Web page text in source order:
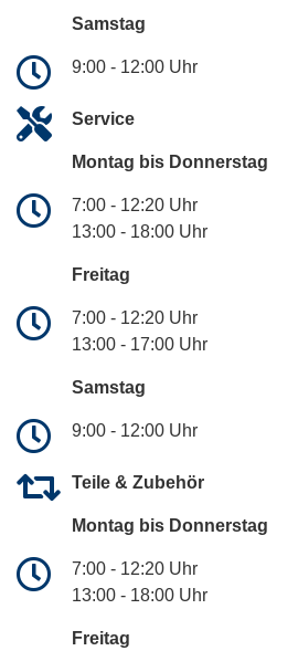
Samstag
9:00 - 12:00 Uhr
Service
Montag bis Donnerstag
7:00 - 12:20 Uhr
13:00 - 18:00 Uhr
Freitag
7:00 - 12:20 Uhr
13:00 - 17:00 Uhr
Samstag
9:00 - 12:00 Uhr
Teile & Zubehör
Montag bis Donnerstag
7:00 - 12:20 Uhr
13:00 - 18:00 Uhr
Freitag